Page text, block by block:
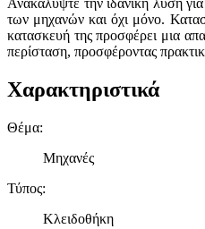
Ανακαλύψτε την ιδανική λύση
των μηχανών και όχι μόνο.
κατασκευή της προσφέρει μια
περίσταση, προσφέροντας
Χαρακτηριστικά
Θέμα:
Μηχανές
Τύπος:
Κλειδοθήκη